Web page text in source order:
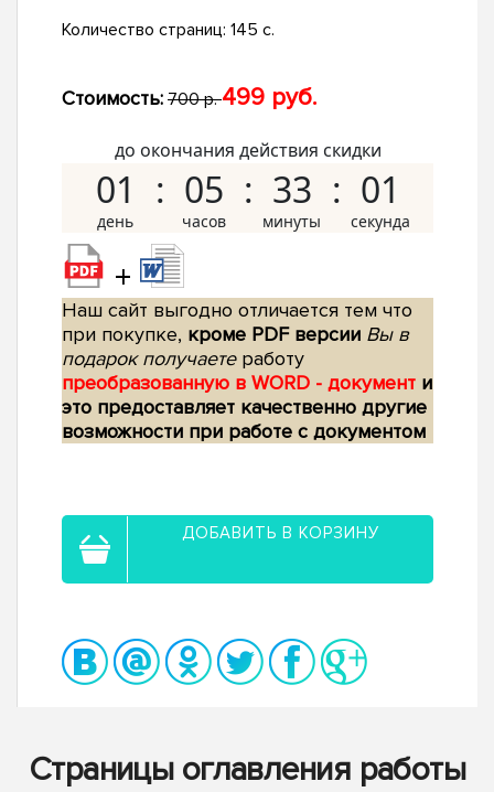
Количество страниц: 145 с.
Стоимость: 700 р.499 руб.
до окончания действия скидки
01 05 33 00
+
Наш сайт выгодно отличается тем что
при покупке, кроме PDF версии Вы в
подарок получаетеработу
преобразованную в WORD - документ и
это предоставляет качественно другие
возможности при работе с документом
ДОБАВИТЬ В КОРЗИНУ
Страницы оглавления работы